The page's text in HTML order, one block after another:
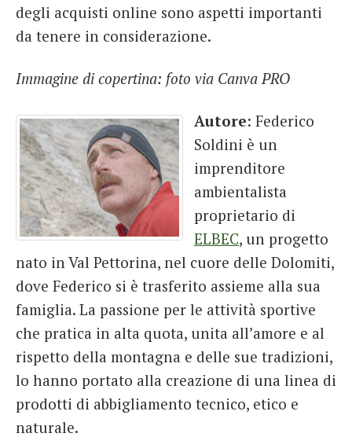
degli acquisti online sono aspetti importanti
da tenere in considerazione.
Immagine di copertina: foto via Canva PRO
Autore: Federico
Soldini è un
imprenditore
ambientalista
proprietario di
ELBEC, un progetto
nato in Val Pettorina, nel cuore delle Dolomiti,
dove Federico si è trasferito assieme alla sua
famiglia. La passione per le attività sportive
che pratica in alta quota, unita all’amore e al
rispetto della montagna e delle sue tradizioni,
lo hanno portato alla creazione di una linea di
prodotti di abbigliamento tecnico, etico e
naturale.